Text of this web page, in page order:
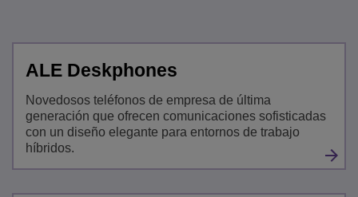
ALE Deskphones
Novedosos teléfonos de empresa de última
generación que ofrecen comunicaciones sofisticadas
con un diseño elegante para entornos de trabajo
híbridos.